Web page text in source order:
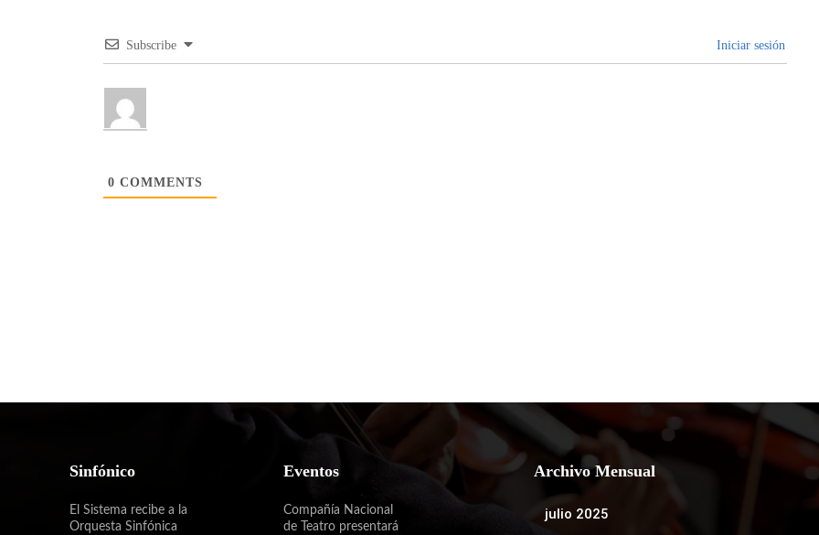
Subscribe Iniciar sesión
0 COMMENTS
Sinfónico
El Sistema recibe a la
Orquesta Sinfónica
Eventos
Compañía Nacional
de Teatro presentará
Archivo Mensual
julio 2025